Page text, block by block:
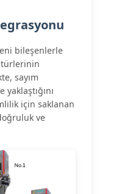
bileşenlerle
türlerinin
sayım
için saklanan
ve